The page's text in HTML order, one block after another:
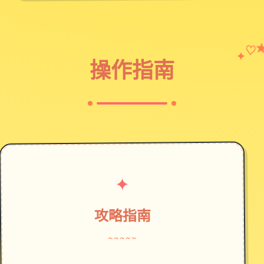
操作指南
✦ ♡
✦
攻略指南
~~~~~